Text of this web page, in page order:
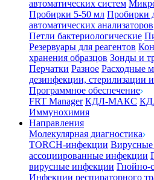
автоматических систем
Пробирки 5-50 мл Пробирки
автоматических анализаторов
Петли бактериологические
Резервуары для реагентов
хранения образцов Зонды и
Перчатки Разное Расходные
дезинфекции, стерилизации
Программное обеспечение
FRT Manager КДЛ-МАКС
Иммунохимия
Направления
Молекулярная диагностика
TORCH-инфекции Вирусные
ассоциированные инфекции
вирусные инфекции Гнойно-
Инфекции респираторного